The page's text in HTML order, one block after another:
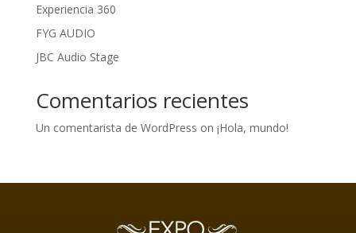
Experiencia 360
FYG AUDIO
JBC Audio Stage
Comentarios recientes
Un comentarista de WordPress on ¡Hola, mundo!